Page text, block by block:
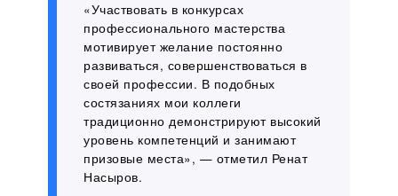
«Участвовать в конкурсах
профессионального мастерства
мотивирует желание постоянно
развиваться, совершенствоваться в
своей профессии. В подобных
состязаниях мои коллеги
традиционно демонстрируют высокий
уровень компетенций и занимают
призовые места», — отметил Ренат
Насыров.